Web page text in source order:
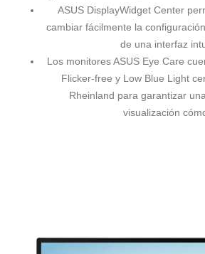
ASUS DisplayWidget Center
cambiar fácilmente la
de una interfaz
Los monitores ASUS Eye Care
Flicker-free y Low Blue Light
Rheinland para garantizar
visualización